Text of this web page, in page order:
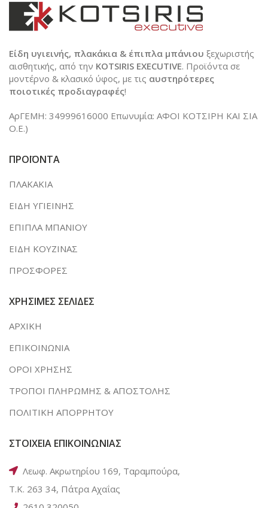
Είδη υγιεινής, πλακάκια & έπιπλα μπάνιου ξεχωριστής
αισθητικής, από την KOTSIRIS EXECUTIVE. Προϊόντα σε
μοντέρνο & κλασικό ύφος, με τις αυστηρότερες
ποιοτικές προδιαγραφές!
ΑρΓΕΜΗ: 34999616000 Επωνυμία: ΑΦΟΙ ΚΟΤΣΙΡΗ ΚΑΙ ΣΙΑ
Ο.Ε.)
ΠΡΟΪΟΝΤΑ
ΠΛΑΚΑΚΙΑ
ΕΙΔΗ ΥΓΙΕΙΝΗΣ
ΕΠΙΠΛΑ ΜΠΑΝΙΟΥ
ΕΙΔΗ ΚΟΥΖΙΝΑΣ
ΠΡΟΣΦΟΡΕΣ
ΧΡΗΣΙΜΕΣ ΣΕΛΙΔΕΣ
ΑΡΧΙΚΗ
ΕΠΙΚΟΙΝΩΝΙΑ
ΟΡΟΙ ΧΡΗΣΗΣ
ΤΡΟΠΟΙ ΠΛΗΡΩΜΗΣ & ΑΠΟΣΤΟΛΗΣ
ΠΟΛΙΤΙΚΗ ΑΠΟΡΡΗΤΟΥ
ΣΤΟΙΧΕΙΑ ΕΠΙΚΟΙΝΩΝΙΑΣ
Λεωφ. Ακρωτηρίου 169, Ταραμπούρα,
Τ.Κ. 263 34, Πάτρα Αχαΐας